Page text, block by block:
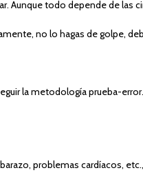
Aunque todo depende de las
no lo hagas de golpe,
la metodología prueba-
problemas cardíacos,